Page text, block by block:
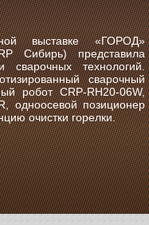
выставке «ГОРОД»
Сибирь) представила
сварочных технологий.
сварочный
робот CRP-RH20-06W,
одноосевой позиционер
очистки горелки.